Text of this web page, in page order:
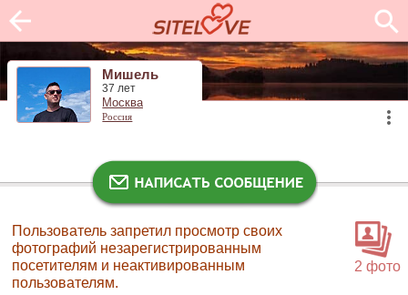
Мишель
37 лет
Москва
Россия
2 фото
Пользователь запретил просмотр своих
фотографий незарегистрированным
посетителям и неактивированным
пользователям.